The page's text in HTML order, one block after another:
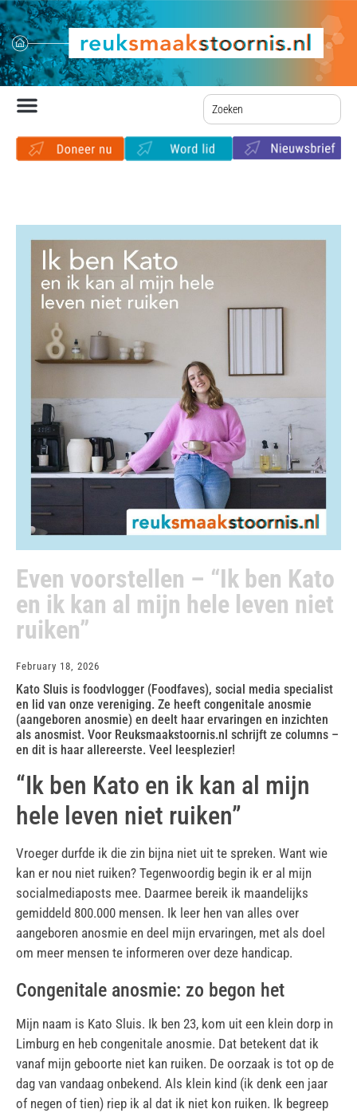
Even voorstellen – “Ik ben Kato
en ik kan al mijn hele leven niet
ruiken”
February 18, 2026
Kato Sluis is foodvlogger (Foodfaves), social media specialist
en lid van onze vereniging. Ze heeft congenitale anosmie
(aangeboren anosmie) en deelt haar ervaringen en inzichten
als anosmist. Voor Reuksmaakstoornis.nl schrijft ze columns –
en dit is haar allereerste. Veel leesplezier!
“Ik ben Kato en ik kan al mijn
hele leven niet ruiken”
Vroeger durfde ik die zin bijna niet uit te spreken. Want wie
kan er nou niet ruiken? Tegenwoordig begin ik er al mijn
socialmediaposts mee. Daarmee bereik ik maandelijks
gemiddeld 800.000 mensen. Ik leer hen van alles over
aangeboren anosmie en deel mijn ervaringen, met als doel
om meer mensen te informeren over deze handicap.
Congenitale anosmie: zo begon het
Mijn naam is Kato Sluis. Ik ben 23, kom uit een klein dorp in
Limburg en heb congenitale anosmie. Dat betekent dat ik
vanaf mijn geboorte niet kan ruiken. De oorzaak is tot op de
dag van vandaag onbekend. Als klein kind (ik denk een jaar
of negen of tien) riep ik al dat ik niet kon ruiken. Ik begreep